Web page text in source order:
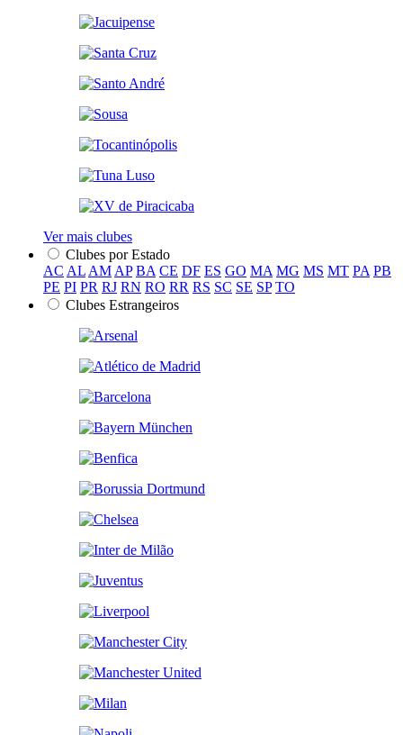
Ver mais clubes
Clubes por Estado
AC AL AM AP BA CE DF ES GO MA MG MS MT PA PB
PE PI PR RJ RN RO RR RS SC SE SP TO
Clubes Estrangeiros